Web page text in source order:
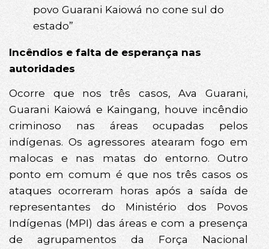
povo Guarani Kaiowá no cone sul do
estado”
Incêndios e falta de esperança nas
autoridades
Ocorre que nos três casos, Ava Guarani,
Guarani Kaiowá e Kaingang, houve incêndio
criminoso nas áreas ocupadas pelos
indígenas. Os agressores atearam fogo em
malocas e nas matas do entorno. Outro
ponto em comum é que nos três casos os
ataques ocorreram horas após a saída de
representantes do Ministério dos Povos
Indígenas (MPI) das áreas e com a presença
de agrupamentos da Força Nacional